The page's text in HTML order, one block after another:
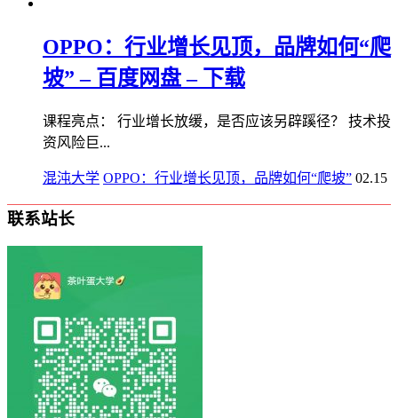
OPPO：行业增长见顶，品牌如何“爬
坡” – 百度网盘 – 下载
课程亮点： 行业增长放缓，是否应该另辟蹊径？ 技术投
资风险巨...
混沌大学 OPPO：行业增长见顶，品牌如何“爬坡” 02.15
联系站长